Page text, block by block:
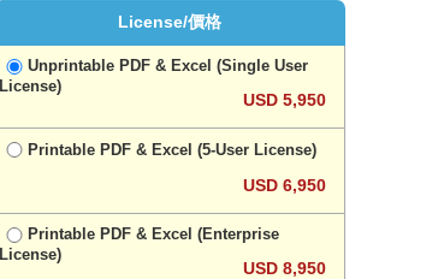
License/價格
Unprintable PDF & Excel (Single User
License)
USD 5,950
Printable PDF & Excel (5-User License)
USD 6,950
Printable PDF & Excel (Enterprise
License)
USD 8,950